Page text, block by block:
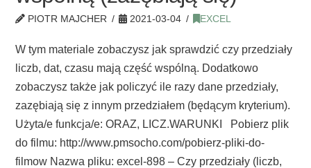
PIOTR MAJCHER 2021-03-04 EXCEL
W tym materiale zobaczysz jak sprawdzić czy przedziały
liczb, dat, czasu mają część wspólną. Dodatkowo
zobaczysz także jak policzyć ile razy dane przedziały,
zazębiają się z innym przedziałem (będącym kryterium).
Użyta/e funkcja/e: ORAZ, LICZ.WARUNKI Pobierz plik
do filmu: http://www.pmsocho.com/pobierz-pliki-do-
filmow Nazwa pliku: excel-898 – Czy przedziały (liczb,